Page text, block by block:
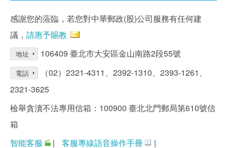
感謝您的蒞臨，若您對中華郵政(股)公司服務有任何建
議， 請惠予賜教
地址 106409 臺北市大安區金山南路2段55號
電話
（02）2321-4311、2392-1310、2393-1261、
2321-3625
檢舉貪瀆不法專用信箱：100900 臺北北門郵局第610號信
箱
智能客服
| 客服專線語音操作手冊 |